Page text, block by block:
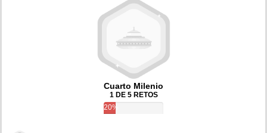
Cuarto Milenio
1 DE 5 RETOS
20%